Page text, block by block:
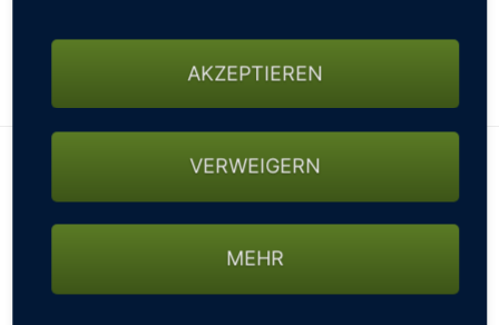
könnte es mit der gebuchten Startzeit schon mal
AKZEPTIEREN
VERWEIGERN
MEHR